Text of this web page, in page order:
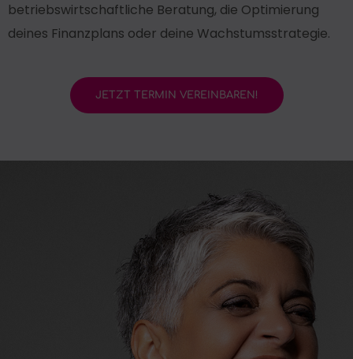
betriebswirtschaftliche Beratung, die Optimierung
deines Finanzplans oder deine Wachstumsstrategie.
JETZT TERMIN VEREINBAREN!